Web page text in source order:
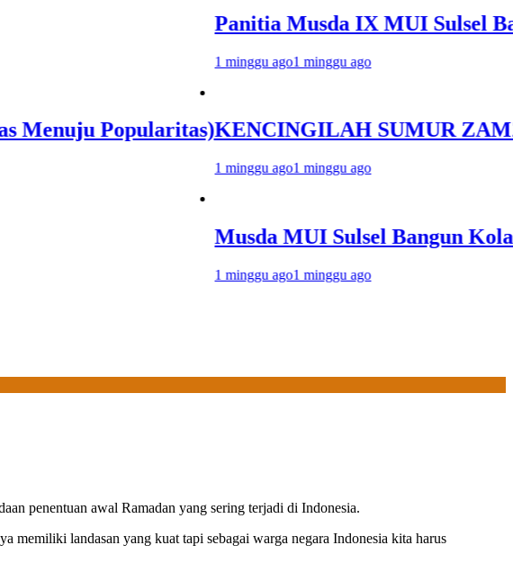
Popularitas)
Panitia Musda IX MUI Sulsel Bangun
1 minggu ago1 minggu ago
KENCINGILAH SUMUR ZAMZAM,
1 minggu ago1 minggu ago
Musda MUI Sulsel Bangun
1 minggu ago1 minggu ago
penentuan awal Ramadan yang sering terjadi di Indonesia.
memiliki landasan yang kuat tapi sebagai warga negara Indonesia kita harus